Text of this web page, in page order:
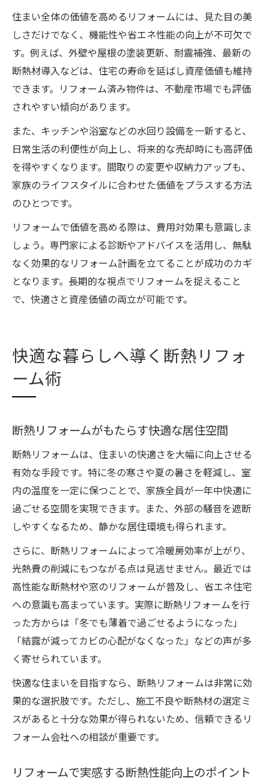
住まい全体の価値を高めるリフォームには、見た目の美
しさだけでなく、機能性や省エネ性能の向上が不可欠で
す。例えば、外壁や屋根の塗装更新、耐震補強、最新の
断熱材導入などは、住宅の寿命を延ばし資産価値も維持
できます。リフォーム済み物件は、不動産市場でも評価
されやすい傾向があります。
また、キッチンや浴室などの水回り設備を一新すると、
日常生活の利便性が向上し、将来的な売却時にも高評価
を得やすくなります。間取りの変更や収納力アップも、
家族のライフスタイルに合わせた価値をプラスする方法
のひとつです。
リフォームで価値を高める際は、費用対効果も意識しま
しょう。専門家による診断やアドバイスを活用し、無駄
なく効果的なリフォーム計画を立てることが成功のカギ
となります。長期的な視点でリフォームを捉えること
で、快適さと資産価値の両立が可能です。
快適な暮らしへ導く断熱リフォ
ーム術
断熱リフォームがもたらす快適な居住空間
断熱リフォームは、住まいの快適さを大幅に向上させる
有効な手段です。特に冬の寒さや夏の暑さを軽減し、室
内の温度を一定に保つことで、家族全員が一年中快適に
過ごせる空間を実現できます。また、外部の騒音を遮断
しやすくなるため、静かな居住環境も得られます。
さらに、断熱リフォームによって冷暖房効率が上がり、
光熱費の削減にもつながる点は見逃せません。最近では
高性能な断熱材や窓のリフォームが普及し、省エネ住宅
への意識も高まっています。実際に断熱リフォームを行
った方からは「冬でも薄着で過ごせるようになった」
「結露が減ってカビの心配がなくなった」などの声が多
く寄せられています。
快適な住まいを目指すなら、断熱リフォームは非常に効
果的な選択肢です。ただし、施工不良や断熱材の選定ミ
スがあると十分な効果が得られないため、信頼できるリ
フォーム会社への相談が重要です。
リフォームで実感する断熱性能向上のポイント